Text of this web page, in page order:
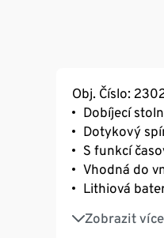
Obj. Číslo:
Dobíjecí
Dotykový
S funkcí
Vhodná do
Lithiová
Zobrazit více
Teplé bílé
Spodní